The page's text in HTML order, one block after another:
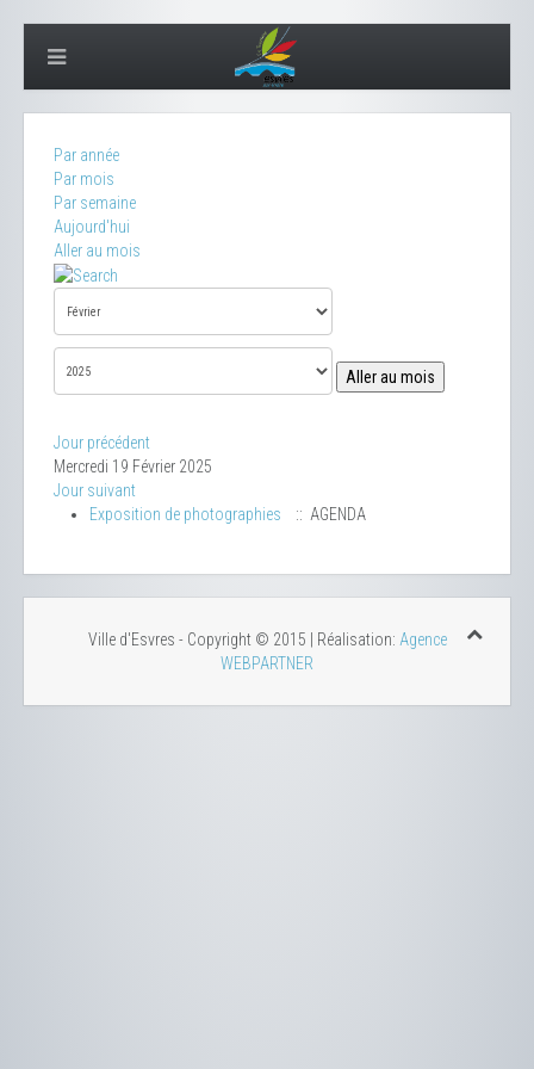
Par année
Par mois
Par semaine
Aujourd'hui
Aller au mois
Aller au mois
Jour précédent
Mercredi 19 Février 2025
Jour suivant
Exposition de photographies
:: AGENDA
Ville d'Esvres - Copyright © 2015 | Réalisation: Agence
WEBPARTNER